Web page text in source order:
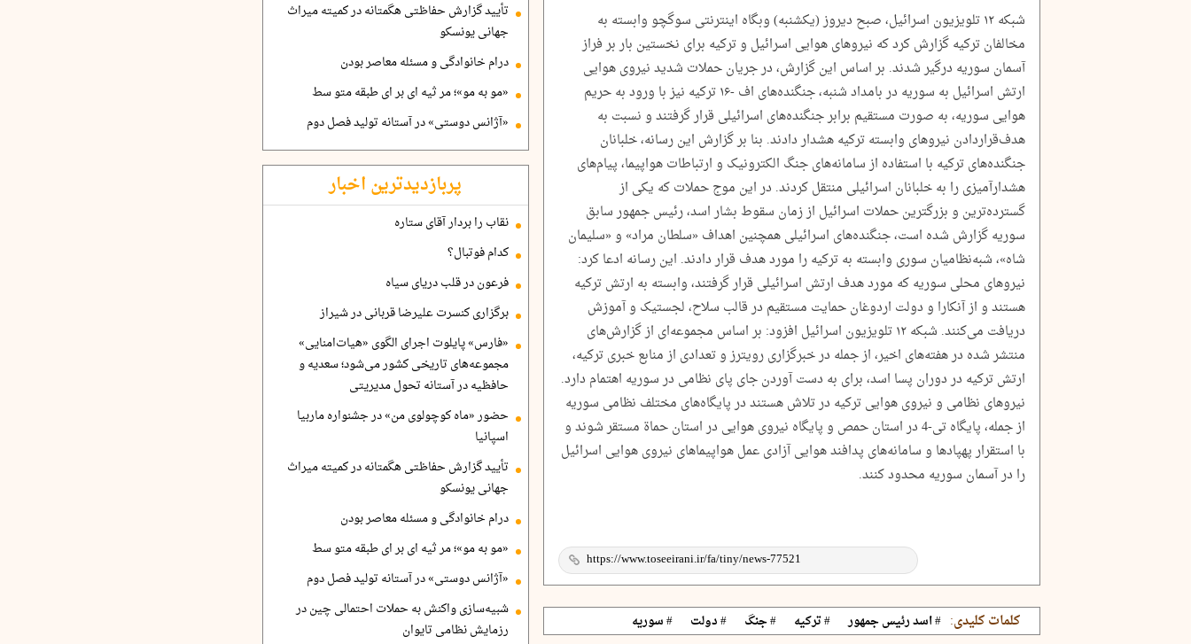
شبکه ۱۲ تلویزیون اسرائیل، صبح دیروز (یکشنبه) وبگاه اینترنتی سوگچو وابسته به
مخالفان ترکیه گزارش کرد که نیروهای هوایی اسرائیل و ترکیه برای نخستین بار بر فراز
آسمان سوریه درگیر شدند. بر اساس این گزارش، در جریان حملات شدید نیروی هوایی
ارتش اسرائیل به سوریه در بامداد شنبه، جنگنده‌های اف -۱۶ ترکیه نیز با ورود به حریم
هوایی سوریه، به صورت مستقیم برابر جنگنده‌های اسرائیلی قرار گرفتند و نسبت به
هدف‌قراردادن نیروهای وابسته ترکیه هشدار دادند. بنا بر گزارش این رسانه، خلبانان
جنگنده‌های ترکیه با استفاده از سامانه‌های جنگ الکترونیک و ارتباطات هواپیما، پیام‌های
هشدارآمیزی را به خلبانان اسرائیلی منتقل کردند. در این موج حملات که یکی از
گسترده‌ترین و بزرگترین حملات اسرائیل از زمان سقوط بشار اسد، رئیس جمهور سابق
سوریه گزارش‌ شده است، جنگنده‌های اسرائیلی همچنین اهداف «سلطان مراد» و «سلیمان
شاه»، شبه‌نظامیان سوری وابسته به ترکیه را مورد هدف قرار دادند. این رسانه ادعا کرد:
نیروهای محلی سوریه که مورد هدف ارتش اسرائیلی قرار گرفتند، وابسته به ارتش ترکیه
هستند و از آنکارا و دولت اردوغان حمایت مستقیم در قالب سلاح، لجستیک و آموزش
دریافت می‌کنند. شبکه ۱۲ تلویزیون اسرائیل افزود: بر اساس مجموعه‌ای از گزارش‌های
منتشر شده در هفته‌های اخیر، از جمله در خبرگزاری رویترز و تعدادی از منابع خبری ترکیه،
ارتش ترکیه در دوران پسا اسد، برای به دست آوردن جای پای نظامی در سوریه اهتمام دارد.
نیروهای نظامی و نیروی هوایی ترکیه در تلاش هستند در پایگاه‌های مختلف نظامی سوریه
از جمله، پایگاه تی-4 در استان حمص و پایگاه نیروی هوایی در استان حماة مستقر شوند و
با استقرار پهپادها و سامانه‌های پدافند هوایی آزادی عمل هواپیماهای نیروی هوایی اسرائیل
را در آسمان سوریه محدود کنند.
کلمات کلیدی: # اسد رئیس جمهور # ترکیه # جنگ # دولت # سوریه
تأیید گزارش حفاظتی هگمتانه در کمیته میراث
جهانی یونسکو
درام خانوادگی و مسئله معاصر بودن
«مو به مو»؛ مر ثیه ای بر ای طبقه متو سط
«آژانس دوستی» در آستانه تولید فصل دوم
پربازدیدترین اخبار
نقاب را بردار آقای ستاره
کدام فوتبال؟
فرعون در قلب دریای سیاه
برگزاری کنسرت علیرضا قربانی در شیراز
«فارس» پایلوت اجرای الگوی «هیات‌امنایی»
مجموعه‌های تاریخی کشور می‌شود؛ سعدیه و
حافظیه در آستانه تحول مدیریتی
حضور «ماه کوچولوی من» در جشنواره ماربیا
اسپانیا
تأیید گزارش حفاظتی هگمتانه در کمیته میراث
جهانی یونسکو
درام خانوادگی و مسئله معاصر بودن
«مو به مو»؛ مر ثیه ای بر ای طبقه متو سط
«آژانس دوستی» در آستانه تولید فصل دوم
شبیه‌سازی واکنش به حملات احتمالی چین در
رزمایش نظامی تایوان